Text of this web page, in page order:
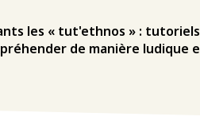
les « tut'ethnos » :
de manière ludique